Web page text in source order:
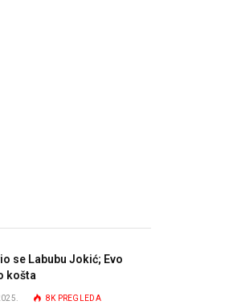
se Labubu Jokić; Evo
košta
8K PREGLEDA